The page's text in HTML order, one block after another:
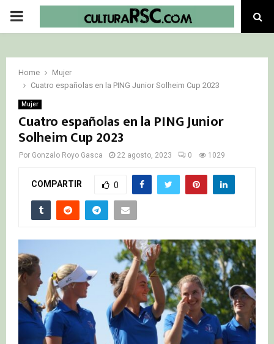
PRIMARY
Home
Mujer
Cuatro españolas en la PING Junior Solheim Cup 2023
Mujer
Cuatro españolas en la PING Junior
Solheim Cup 2023
Por Gonzalo Royo Gasca 22 agosto, 2023 0 1029
COMPARTIR 0